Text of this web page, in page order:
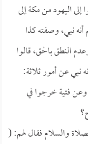
إلى اليهود من مكة إلى
نبي، وصفته كذا
النطق بالحق، قالوا
نبي عن أمور ثلاثة:
فتية خرجوا في
والسلام فقال لهم: (